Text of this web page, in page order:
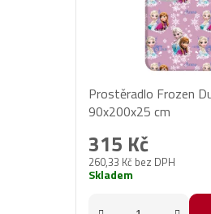
Prostěradlo Frozen
90x200x25 cm
260,33 Kč bez DPH
315 Kč
Skladem